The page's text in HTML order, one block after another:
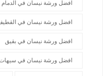
افضل ورشة نيسان في الدمام
افضل ورشة نيسان في
افضل ورشة نيسان في بقيق
افضل ورشة نيسان في